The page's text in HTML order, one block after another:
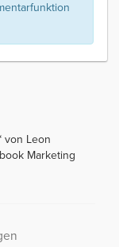
von Leon
Marketing